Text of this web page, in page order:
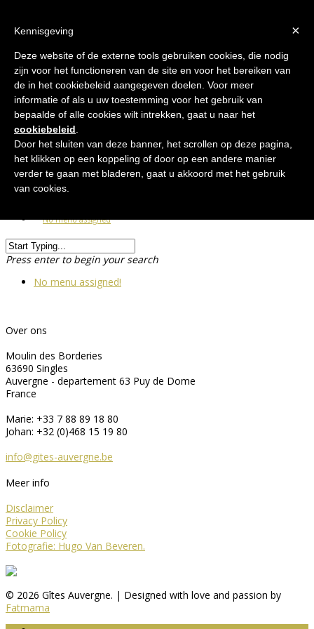
Nl
Fr
No menu assigned
Press enter to begin your search
No menu assigned!
Over ons
Moulin des Borderies
63690 Singles
Auvergne - departement 63 Puy de Dome
France
Marie: +33 7 88 89 18 80
Johan: +32 (0)468 15 19 80
info@gites-auvergne.be
Meer info
Disclaimer
Privacy Policy
Cookie Policy
Fotografie: Hugo Van Beveren.
© 2026 Gîtes Auvergne. | Designed with love and passion by
Fatmama
×
Kennisgeving
Deze website of de externe tools gebruiken cookies, die nodig
zijn voor het functioneren van de site en voor het bereiken van
de in het cookiebeleid aangegeven doelen. Voor meer
informatie of als u uw toestemming voor het gebruik van
bepaalde of alle cookies wilt intrekken, gaat u naar het
cookiebeleid
Door het sluiten van deze banner, het scrollen op deze pagina,
het klikken op een koppeling of door op een andere manier
verder te gaan met bladeren, gaat u akkoord met het gebruik
van cookies.